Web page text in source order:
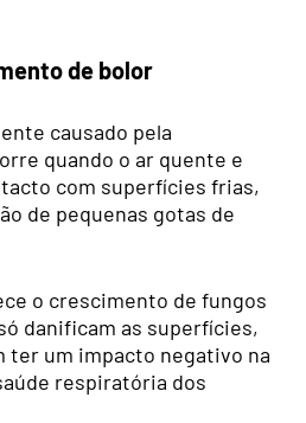
de bolor
causado pela
quando o ar quente e
com superfícies frias,
de pequenas gotas de
o crescimento de fungos
danificam as superfícies,
ter um impacto negativo na
respiratória dos